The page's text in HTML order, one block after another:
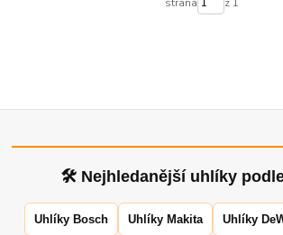
🛠 Nejhledanější uhlíky
Uhlíky Bosch Uhlíky Makita Uhlíky